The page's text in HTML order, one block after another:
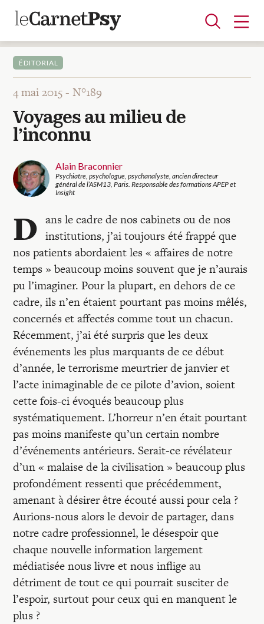
Articles
A la une
Adolescence
Dispositif
Enfance
Périnatalité
Psychanalyse
Psychopathologie
Soin
Dossiers
Auteurs
Blocs-notes
Recherches
Entretiens
Revues
Colloque
Mon panier
Mon compte
ÉDITORIAL
4 mai 2015 -N°189
Voyages au milieu de
l’inconnu
Alain Braconnier
Psychiatre, psychologue, psychanalyste, ancien directeur
général de l’ASM13, Paris. Responsable des formations APEP et
Insight
D ans le cadre de nos cabinets ou de nos
institutions, j’ai toujours été frappé que
nos patients abordaient les « affaires de notre
temps » beaucoup moins souvent que je n’aurais
pu l’imaginer. Pour la plupart, en dehors de ce
cadre, ils n’en étaient pourtant pas moins mêlés,
concernés et affectés comme tout un chacun.
Récemment, j’ai été surpris que les deux
événements les plus marquants de ce début
d’année, le terrorisme meurtrier de janvier et
l’acte inimaginable de ce pilote d’avion, soient
cette fois-ci évoqués beaucoup plus
systématiquement. L’horreur n’en était pourtant
pas moins manifeste qu’un certain nombre
d’événements antérieurs. Serait-ce révélateur
d’un « malaise de la civilisation » beaucoup plus
profondément ressenti que précédemment,
amenant à désirer être écouté aussi pour cela ?
Aurions-nous alors le devoir de partager, dans
notre cadre professionnel, le désespoir que
chaque nouvelle information largement
médiatisée nous livre et nous inflige au
détriment de tout ce qui pourrait susciter de
l’espoir, surtout pour ceux qui en manquent le
plus ?